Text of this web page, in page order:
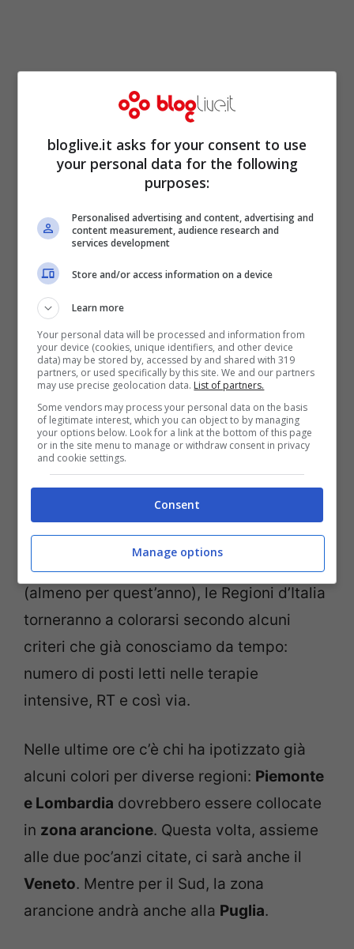
Covid, Milano (GettyImages)
L’Italia tornerà a spaccarsi in tre zone.
Ovviamente sarà una spaccatura a causa
del coronavirus. Dal7 gennaio, giorno in
cui le feste natalizie cesseranno d’esistere
(almeno per quest’anno), le Regioni d’Italia
torneranno a colorarsi secondo alcuni
criteri che già conosciamo da tempo:
numero di posti letti nelle terapie
intensive, RT e così via.
Nelle ultime ore c’è chi ha ipotizzato già
alcuni colori per diverse regioni: Piemonte
e Lombardia dovrebbero essere collocate
in zona arancione. Questa volta, assieme
alle due poc’anzi citate, ci sarà anche il
Veneto. Mentre per il Sud, la zona
arancione andrà anche alla Puglia.
bloglive.it asks for your consent to use
your personal data for the following
purposes:
Personalised advertising and content, advertising and
content measurement, audience research and
services development
Store and/or access information on a device
Learn more
Your personal data will be processed and information from
your device (cookies, unique identifiers, and other device
data) may be stored by, accessed by and shared with 319
partners, or used specifically by this site. We and our partners
may use precise geolocation data. List of partners.
Some vendors may process your personal data on the basis
of legitimate interest, which you can object to by managing
your options below. Look for a link at the bottom of this page
or in the site menu to manage or withdraw consent in privacy
and cookie settings.
Consent
Manage options